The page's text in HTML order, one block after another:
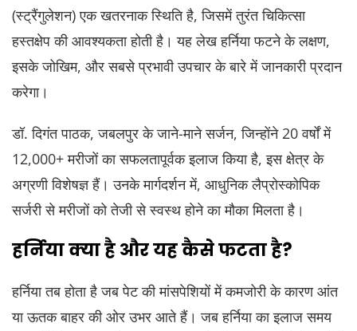
(स्ट्रैंगुलेशन) एक खतरनाक स्थिति है, जिसमें तुरंत चिकित्सा
हस्तक्षेप की आवश्यकता होती है। यह लेख हर्निया फटने के लक्षण,
इसके जोखिम, और सबसे प्रभावी उपचार के बारे में जानकारी प्रदान
करेगा।
डॉ. दिगंत पाठक, जबलपुर के जाने-माने सर्जन, जिन्होंने 20 वर्षों में
12,000+ मरीजों का सफलतापूर्वक इलाज किया है, इस क्षेत्र के
अग्रणी विशेषज्ञ हैं। उनके मार्गदर्शन में, आधुनिक लैप्रोस्कोपिक
सर्जरी से मरीजों को तेजी से स्वस्थ होने का मौका मिलता है।
हर्निया क्या है और यह कैसे फटता है?
हर्निया तब होता है जब पेट की मांसपेशियों में कमजोरी के कारण आंत
या ऊतक बाहर की ओर उभर आते हैं। जब हर्निया का इलाज समय